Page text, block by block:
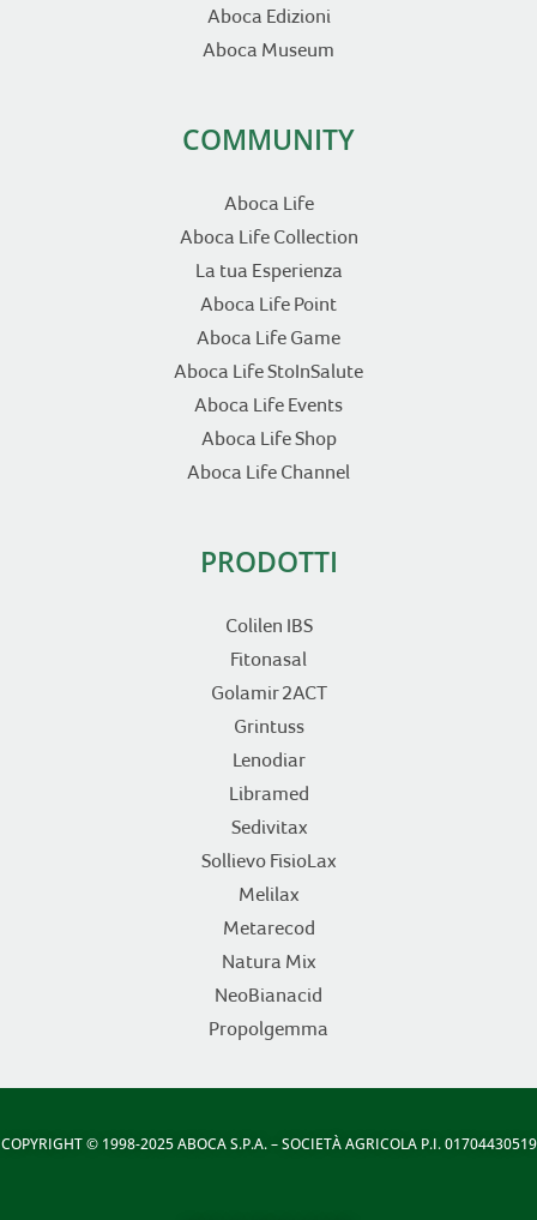
Aboca Edizioni
Aboca Museum
COMMUNITY
Aboca Life
Aboca Life Collection
La tua Esperienza
Aboca Life Point
Aboca Life Game
Aboca Life StoInSalute
Aboca Life Events
Aboca Life Shop
Aboca Life Channel
PRODOTTI
Colilen IBS
Fitonasal
Golamir 2ACT
Grintuss
Lenodiar
Libramed
Sedivitax
Sollievo FisioLax
Melilax
Metarecod
Natura Mix
NeoBianacid
Propolgemma
COPYRIGHT© 1998-2025 ABOCA S.P.A. – SOCIETÀ AGRICOLA P.I. 01704430519